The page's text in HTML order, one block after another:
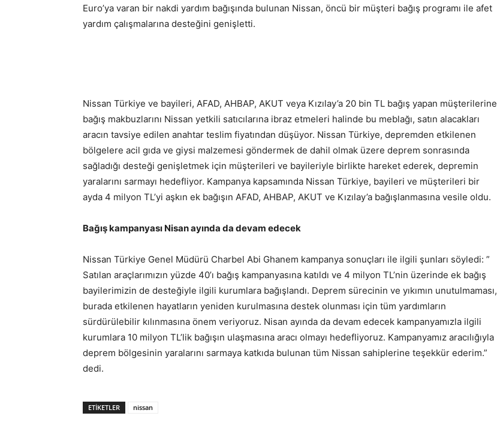
Euro’ya varan bir nakdi yardım bağışında bulunan Nissan, öncü bir müşteri bağış programı ile afet
yardım çalışmalarına desteğini genişletti.
Nissan Türkiye ve bayileri, AFAD, AHBAP, AKUT veya Kızılay’a 20 bin TL bağış yapan müşterilerine
bağış makbuzlarını Nissan yetkili satıcılarına ibraz etmeleri halinde bu meblağı, satın alacakları
aracın tavsiye edilen anahtar teslim fiyatından düşüyor. Nissan Türkiye, depremden etkilenen
bölgelere acil gıda ve giysi malzemesi göndermek de dahil olmak üzere deprem sonrasında
sağladığı desteği genişletmek için müşterileri ve bayileriyle birlikte hareket ederek, depremin
yaralarını sarmayı hedefliyor. Kampanya kapsamında Nissan Türkiye, bayileri ve müşterileri bir
ayda 4 milyon TL’yi aşkın ek bağışın AFAD, AHBAP, AKUT ve Kızılay’a bağışlanmasına vesile oldu.
Bağış kampanyası Nisan ayında da devam edecek
Nissan Türkiye Genel Müdürü Charbel Abi Ghanem kampanya sonuçları ile ilgili şunları söyledi: ”
Satılan araçlarımızın yüzde 40’ı bağış kampanyasına katıldı ve 4 milyon TL’nin üzerinde ek bağış
bayilerimizin de desteğiyle ilgili kurumlara bağışlandı. Deprem sürecinin ve yıkımın unutulmaması,
burada etkilenen hayatların yeniden kurulmasına destek olunması için tüm yardımların
sürdürülebilir kılınmasına önem veriyoruz. Nisan ayında da devam edecek kampanyamızla ilgili
kurumlara 10 milyon TL’lik bağışın ulaşmasına aracı olmayı hedefliyoruz. Kampanyamız aracılığıyla
deprem bölgesinin yaralarını sarmaya katkıda bulunan tüm Nissan sahiplerine teşekkür ederim.”
dedi.
ETIKETLER nissan